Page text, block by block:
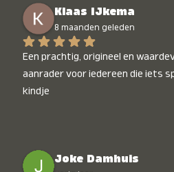
Klaas IJkema
8 maanden geleden
Een prachtig, origineel en
aanrader voor iedereen die iets
kindje
Joke Damhuis